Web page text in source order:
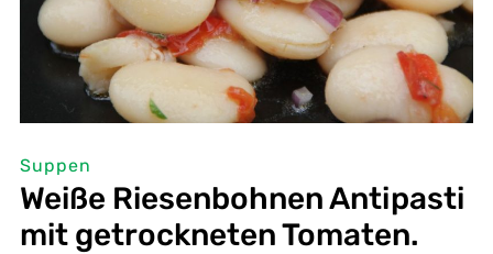
Suppen
Weiße Riesenbohnen Antipasti
mit getrockneten Tomaten.